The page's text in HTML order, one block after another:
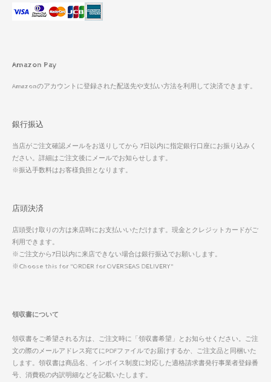
Amazon Pay
Amazonのアカウントに登録された配送先や支払い方法を利用して決済できます。
銀行振込
当店がご注文確認メールをお送りしてから 7日以内に指定銀行口座にお振り込みく
ださい。詳細はご注文後にメールでお知らせします。
※振込手数料はお客様負担となります。
店頭決済
店頭受け取りの方は来店時にお支払いいただけます。現金とクレジットカードがご
利用できます。
※ご注文から7日以内に来店できない場合は銀行振込でお願いします。
※Choose this for "ORDER for OVERSEAS DELIVERY"
領収書について
領収書をご希望される方は、ご注文時に「領収書希望」とお知らせください。ご注
文の際のメールアドレス宛てにPDFファイルでお届けするか、ご注文品と同梱いた
します。領収書は商品名、インボイス制度に対応した適格請求書発行事業者登録番
号、消費税の内訳明細などを記載いたします。